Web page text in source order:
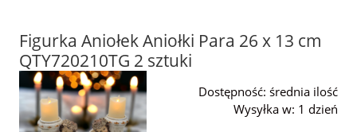
Figurka Aniołek Aniołki Para 26 x 13 cm
QTY720210TG 2 sztuki
Dostępność: średnia ilość
Wysyłka w: 1 dzień